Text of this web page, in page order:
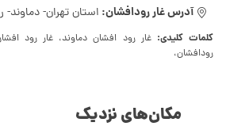
آدرس غار رودافشان: استان تهران-
کلمات کلیدی:غار رود افشان دماوند، غار رود
رودافشان،
مکان‌های نزدیک